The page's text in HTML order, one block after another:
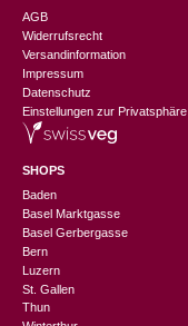
AGB
Widerrufsrecht
Versandinformation
Impressum
Datenschutz
Einstellungen zur Privatsphäre
SHOPS
Baden
Basel Marktgasse
Basel Gerbergasse
Bern
Luzern
St. Gallen
Thun